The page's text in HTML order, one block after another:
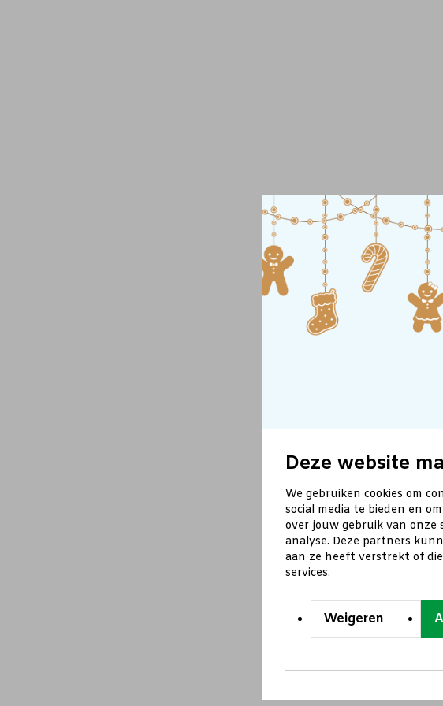
Deze website
We gebruiken cookies om
social media te bieden en
over jouw gebruik van onze
analyse. Deze partners
aan ze heeft verstrekt of
services.
Weigeren